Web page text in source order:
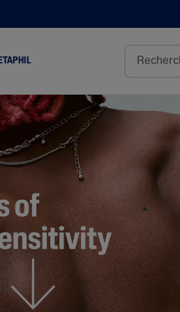
Glycérine
L’acide Hyaluronique
Niacinamide
Panthénol
Beurre De Karité
Huile D’amande Douce
Tocophérol